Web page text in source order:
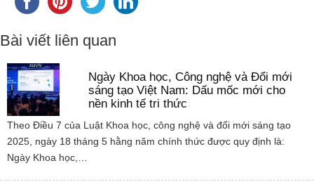
Bài viết liên quan
Ngày Khoa học, Công nghệ và Đổi mới
sáng tạo Việt Nam: Dấu mốc mới cho
nền kinh tế tri thức
Theo Điều 7 của Luật Khoa học, công nghệ và đổi mới sáng tạo
2025, ngày 18 tháng 5 hằng năm chính thức được quy định là:
Ngày Khoa học,…